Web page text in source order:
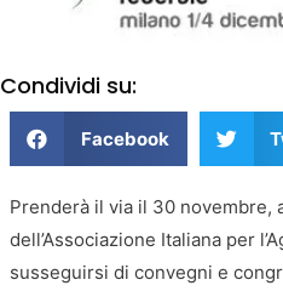
Condividi su:
Facebook
Prenderà il via il 30 novembre,
dell’Associazione Italiana per
susseguirsi di convegni e